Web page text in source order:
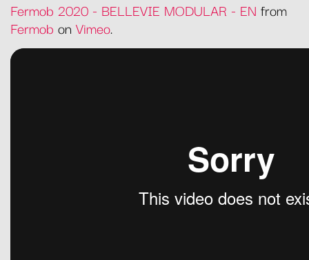
Fermob 2020 - BELLEVIE MODULAR - EN from
Fermob on Vimeo.